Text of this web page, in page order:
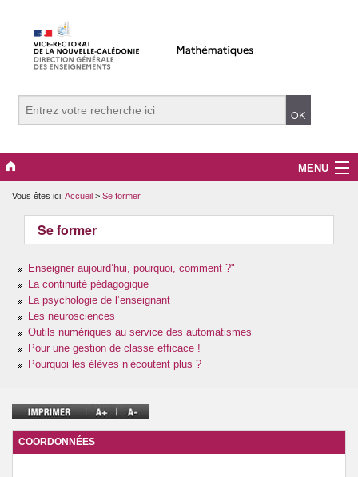
MENU
Evènements
Collège
Lycée
Vers le supérieur
Maître Auxiliaire
Se former
Vous êtes ici: Accueil > Se former
Se former
Enseigner aujourd’hui, pourquoi, comment ?"
La continuité pédagogique
La psychologie de l’enseignant
Les neurosciences
Outils numériques au service des automatismes
Pour une gestion de classe efficace !
Pourquoi les élèves n’écoutent plus ?
COORDONNÉES